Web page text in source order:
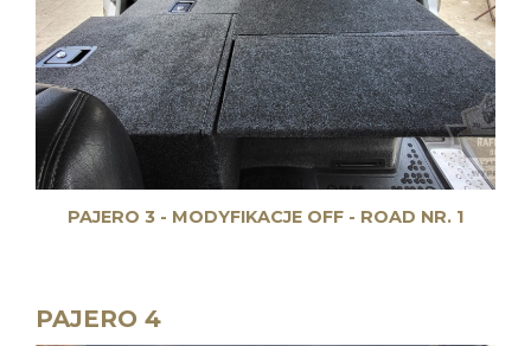
PAJERO 3 - MODYFIKACJE OFF - ROAD NR. 1
PAJERO 4